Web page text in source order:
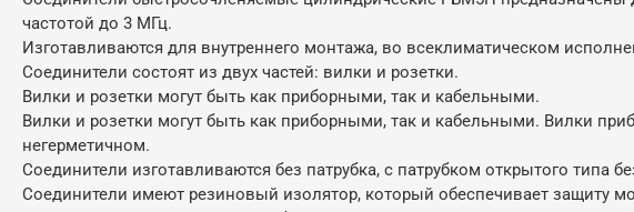
частотой до 3 МГц.
Изготавливаются для внутреннего монтажа, во всеклиматическом
Соединители состоят из двух частей: вилки и розетки.
Вилки и розетки могут быть как приборными, так и кабельными.
Вилки и розетки могут быть как приборными, так и кабельными. Вилки
негерметичном.
Соединители изготавливаются без патрубка, с патрубком открытого типа
Соединители имеют резиновый изолятор, который обеспечивает защиту